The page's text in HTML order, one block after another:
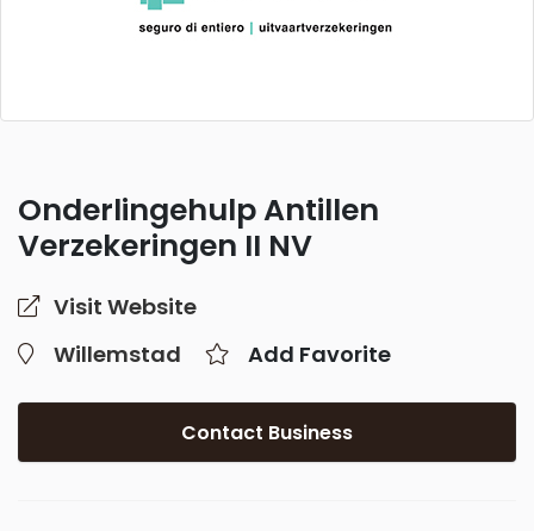
Onderlingehulp Antillen
Verzekeringen II NV
Visit Website
Willemstad
Add Favorite
Contact Business